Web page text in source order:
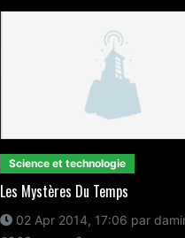
Science et technologie
Les Mystères Du Temps
02 Apr 2014, 17:06 par